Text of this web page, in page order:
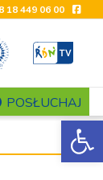
18 449 06 00
POSŁUCHAJ